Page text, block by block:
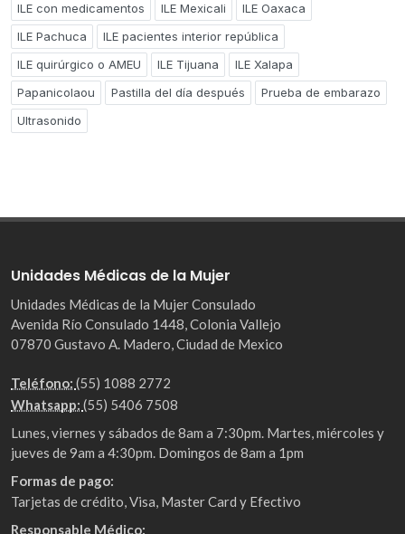
ILE con medicamentos
ILE Mexicali
ILE Oaxaca
ILE Pachuca
ILE pacientes interior república
ILE quirúrgico o AMEU
ILE Tijuana
ILE Xalapa
Papanicolaou
Pastilla del día después
Prueba de embarazo
Ultrasonido
Unidades Médicas de la Mujer
Unidades Médicas de la Mujer Consulado
Avenida Río Consulado 1448, Colonia Vallejo
07870 Gustavo A. Madero, Ciudad de Mexico
Teléfono: (55) 1088 2772
Whatsapp: (55) 5406 7508
Lunes, viernes y sábados de 8am a 7:30pm. Martes, miércoles y
jueves de 9am a 4:30pm. Domingos de 8am a 1pm
Formas de pago:
Tarjetas de crédito, Visa, Master Card y Efectivo
Responsable Médico: